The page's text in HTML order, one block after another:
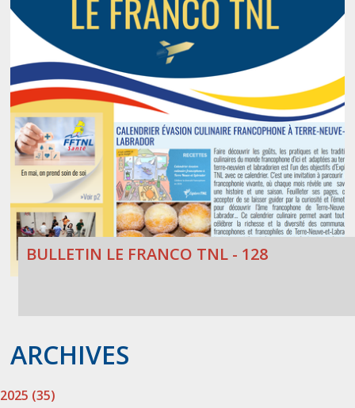
BULLETIN LE FRANCO TNL - 128
ARCHIVES
2025 (35)